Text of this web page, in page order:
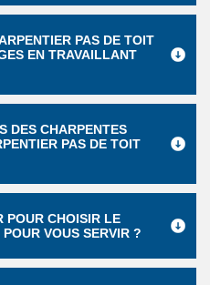
PAS DE TOIT
EN TRAVAILLANT
DES CHARPENTES
PAS DE TOIT
POUR CHOISIR LE
VOUS SERVIR ?